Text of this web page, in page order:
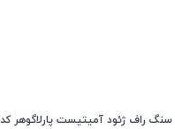
سنگ راف ژئود آمیتیست پارلاگوهر کد7521